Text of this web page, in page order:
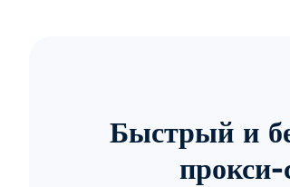
Быстрый и
прокси-